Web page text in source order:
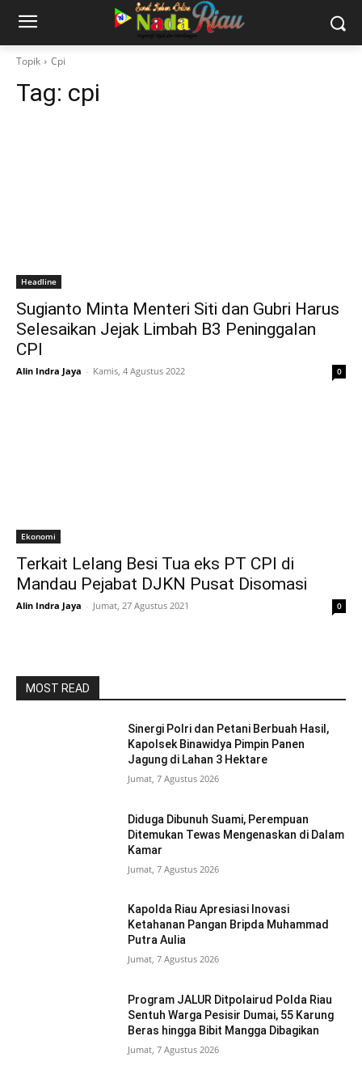
Topik Cpi
Tag: cpi
Headline
Sugianto Minta Menteri Siti dan Gubri Harus
Selesaikan Jejak Limbah B3 Peninggalan
CPI
Alin Indra Jaya - Kamis, 4 Agustus 2022 0
Ekonomi
Terkait Lelang Besi Tua eks PT CPI di
Mandau Pejabat DJKN Pusat Disomasi
Alin Indra Jaya - Jumat, 27 Agustus 2021 0
MOST READ
Sinergi Polri dan Petani Berbuah Hasil,
Kapolsek Binawidya Pimpin Panen
Jagung di Lahan 3 Hektare
Jumat, 7 Agustus 2026
Diduga Dibunuh Suami, Perempuan
Ditemukan Tewas Mengenaskan di Dalam
Kamar
Jumat, 7 Agustus 2026
Kapolda Riau Apresiasi Inovasi
Ketahanan Pangan Bripda Muhammad
Putra Aulia
Jumat, 7 Agustus 2026
Program JALUR Ditpolairud Polda Riau
Sentuh Warga Pesisir Dumai, 55 Karung
Beras hingga Bibit Mangga Dibagikan
Jumat, 7 Agustus 2026